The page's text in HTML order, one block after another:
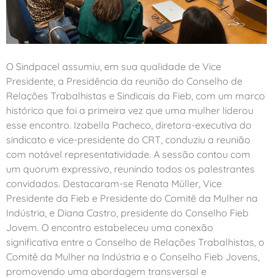
O Sindpacel assumiu, em sua qualidade de Vice
Presidente, a Presidência da reunião do Conselho de
Relações Trabalhistas e Sindicais da Fieb, com um marco
histórico que foi a primeira vez que uma mulher liderou
esse encontro. Izabella Pacheco, diretora-executiva do
sindicato e vice-presidente do CRT, conduziu a reunião
com notável representatividade. A sessão contou com
um quorum expressivo, reunindo todos os palestrantes
convidados. Destacaram-se Renata Müller, Vice
Presidente da Fieb e Presidente do Comitê da Mulher na
Indústria, e Diana Castro, presidente do Conselho Fieb
Jovem. O encontro estabeleceu uma conexão
significativa entre o Conselho de Relações Trabalhistas, o
Comitê da Mulher na Indústria e o Conselho Fieb Jovens,
promovendo uma abordagem transversal e